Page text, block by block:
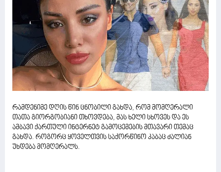
რამდენიმე დღის წინ ცნობილი გახდა, რომ მომღერალი
თათა გიორგობიანი თხოვდება, მას ხელი სხოვეს და ეს
ამბავი ქართული ინტერნეტ გამოცემების მთავარი თემაც
გახდა. როგორც ყოველთვის საქორწინო კაბაც ძალიან
უხდება მომღერალს.